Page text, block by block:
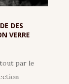
DES
VERRE
par le